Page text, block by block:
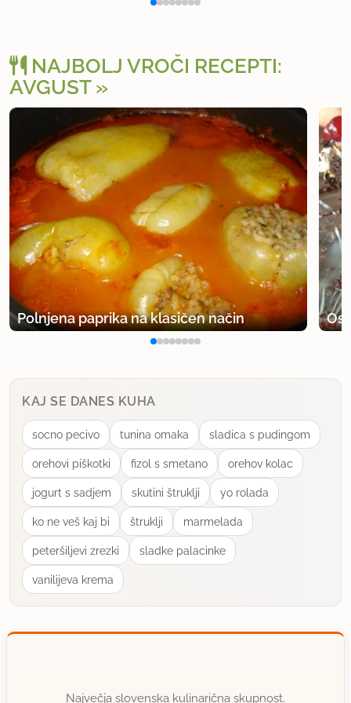
NAJBOLJ VROČI RECEPTI:
AVGUST
Polnjena paprika na klasičen način
KAJ SE DANES KUHA
socno pecivo tunina omaka sladica s pudingom
orehovi piškotki fizol s smetano orehov kolac
jogurt s sadjem skutini štruklji yo rolada
ko ne veš kaj bi štruklji marmelada
peteršiljevi zrezki sladke palacinke
vanilijeva krema
Največja slovenska kulinarična skupnost.